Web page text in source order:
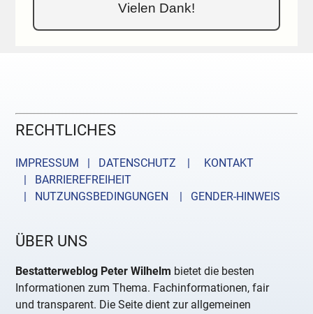
Vielen Dank!
RECHTLICHES
IMPRESSUM | DATENSCHUTZ |
KONTAKT
| BARRIEREFREIHEIT
| NUTZUNGSBEDINGUNGEN
| GENDER-HINWEIS
ÜBER UNS
Bestatterweblog Peter Wilhelm bietet die besten
Informationen zum Thema. Fachinformationen, fair
und transparent. Die Seite dient zur allgemeinen